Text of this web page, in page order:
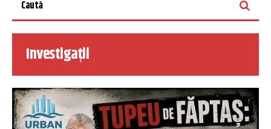
Investigații